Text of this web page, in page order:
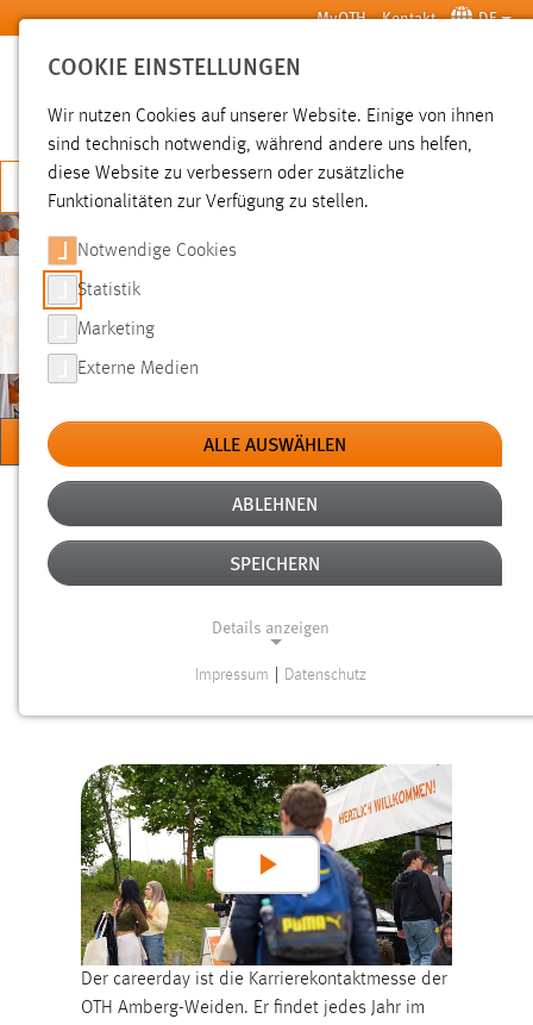
Zum Hauptinhalt springen MyOTH Kontakt DE
SUCHE
JETZT BEWERBEN
CAREER SERVICE
MENÜ
Sie sind hier:
Studium Nach dem Studium Career Service
Play
Video
Der careerday ist die Karrierekontaktmesse der
OTH Amberg-Weiden. Er findet jedes Jahr im
COOKIE EINSTELLUNGEN
Wir nutzen Cookies auf unserer Website. Einige von ihnen
sind technisch notwendig, während andere uns helfen,
diese Website zu verbessern oder zusätzliche
Funktionalitäten zur Verfügung zu stellen.
Notwendige Cookies
Statistik
Marketing
Externe Medien
ALLE AUSWÄHLEN
ABLEHNEN
SPEICHERN
Details anzeigen
Funktionen und sind für die einwandfreie Funktion der
Website erforderlich.
Einverständnis
Name:
cookie_consent
Zweck:
Dieser Cookie speichert die ausgewählten Einverständnis-
Optionen des Benutzers
Impressum Datenschutz